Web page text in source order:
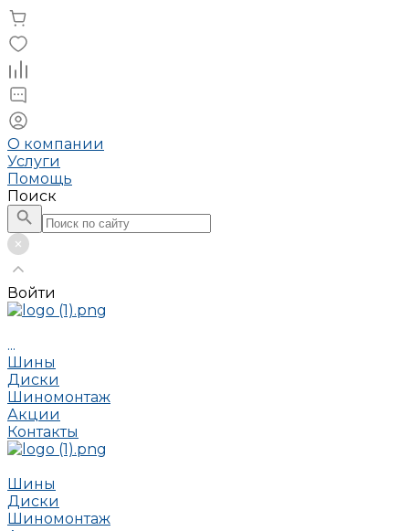
О компании
Услуги
Помощь
Поиск
Войти
...
Шины
Диски
Шиномонтаж
Акции
Контакты
Шины
Диски
Шиномонтаж